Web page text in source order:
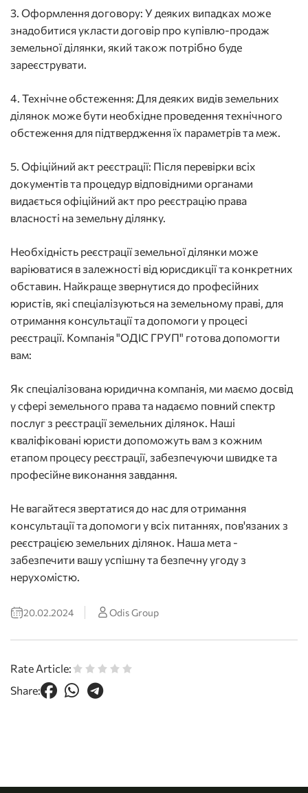
3. Оформлення договору: У деяких випадках може
знадобитися укласти договір про купівлю-продаж
земельної ділянки, який також потрібно буде
зареєструвати.
4. Технічне обстеження: Для деяких видів земельних
ділянок може бути необхідне проведення технічного
обстеження для підтвердження їх параметрів та меж.
5. Офіційний акт реєстрації: Після перевірки всіх
документів та процедур відповідними органами
видається офіційний акт про реєстрацію права
власності на земельну ділянку.
Необхідність реєстрації земельної ділянки може
варіюватися в залежності від юрисдикції та конкретних
обставин. Найкраще звернутися до професійних
юристів, які спеціалізуються на земельному праві, для
отримання консультації та допомоги у процесі
реєстрації. Компанія "ОДІС ГРУП" готова допомогти
вам:
Як спеціалізована юридична компанія, ми маємо досвід
у сфері земельного права та надаємо повний спектр
послуг з реєстрації земельних ділянок. Наші
кваліфіковані юристи допоможуть вам з кожним
етапом процесу реєстрації, забезпечуючи швидке та
професійне виконання завдання.
Не вагайтеся звертатися до нас для отримання
консультації та допомоги у всіх питаннях, пов'язаних з
реєстрацією земельних ділянок. Наша мета -
забезпечити вашу успішну та безпечну угоду з
нерухомістю.
20.02.2024 Odis Group
Rate Article:
Share: